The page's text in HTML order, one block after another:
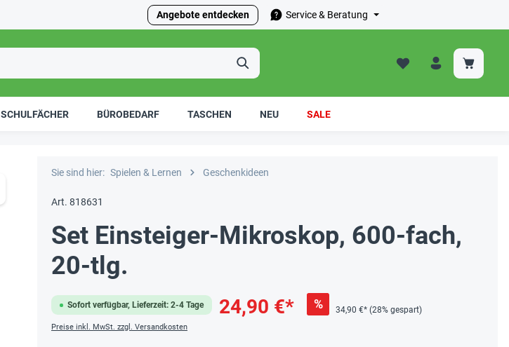
Angebote entdecken Service & Beratung
SCHULFÄCHER BÜROBEDARF TASCHEN NEU SALE
Sie sind hier: Spielen & Lernen Geschenkideen
Art. 818631
Set Einsteiger-Mikroskop, 600-fach,
20-tlg.
Sofort verfügbar, Lieferzeit: 2-4 Tage 24,90 €* % 34,90 €* (28% gespart)
Preise inkl. MwSt. zzgl. Versandkosten